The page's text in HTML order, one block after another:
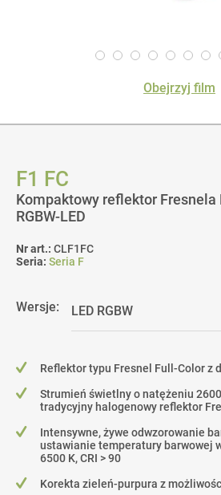
Obejrzyj film
F1 FC
Kompaktowy reflektor Fresnela
RGBW-LED
Nr art.: CLF1FC
Seria: Seria F
Wersje:
Reflektor typu Fresnel Full-Color z
Strumień świetlny o natężeniu
tradycyjny halogenowy reflektor
Intensywne, żywe odwzorowanie
ustawianie temperatury barwowej
6500 K, CRI > 90
Korekta zieleń-purpura z